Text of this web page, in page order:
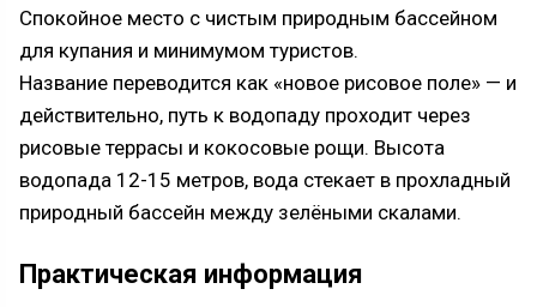
Спокойное место с чистым природным бассейном
для купания и минимумом туристов.
Название переводится как «новое рисовое поле» — и
действительно, путь к водопаду проходит через
рисовые террасы и кокосовые рощи. Высота
водопада 12-15 метров, вода стекает в прохладный
природный бассейн между зелёными скалами.
Практическая информация